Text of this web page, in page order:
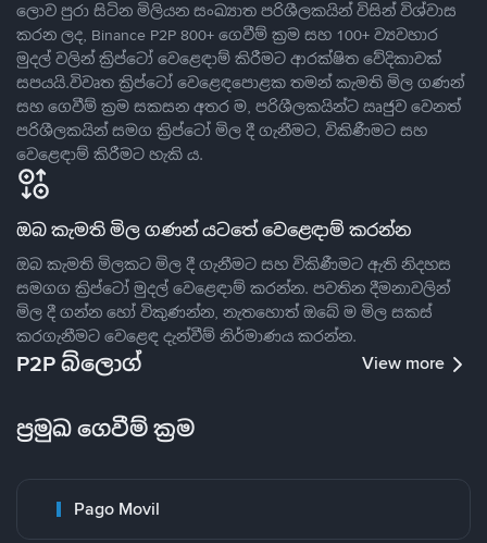
ලොව පුරා සිටින මිලියන සංඛ්‍යාත පරිශීලකයින් විසින් විශ්වාස
කරන ලද, Binance P2P 800+ ගෙවීම් ක්‍රම සහ 100+ ව්‍යවහාර
මුදල් වලින් ක්‍රිප්ටෝ වෙළෙඳාම් කිරීමට ආරක්ෂිත වේදිකාවක්
සපයයි.විවෘත ක්‍රිප්ටෝ වෙළෙඳපොළක තමන් කැමති මිල ගණන්
සහ ගෙවීම් ක්‍රම සකසන අතර ම, පරිශීලකයින්ට ඍජුව වෙනත්
පරිශීලකයින් සමග ක්‍රිප්ටෝ මිල දී ගැනීමට, විකිණීමට සහ
වෙළෙඳාම් කිරීමට හැකි ය.
ඔබ කැමති මිල ගණන් යටතේ වෙළෙඳාම් කරන්න
ඔබ කැමති මිලකට මිල දී ගැනීමට සහ විකිණීමට ඇති නිදහස
සමගග ක්‍රිප්ටෝ මුදල් වෙළෙඳාම් කරන්න. පවතින දීමනාවලින්
මිල දී ගන්න හෝ විකුණන්න, නැතහොත් ඔබේ ම මිල සකස්
කරගැනීමට වෙළෙඳ දැන්වීම් නිර්මාණය කරන්න.
P2P බ්ලොග් View more
ප්‍රමුඛ ගෙවීම් ක්‍රම
Pago Movil